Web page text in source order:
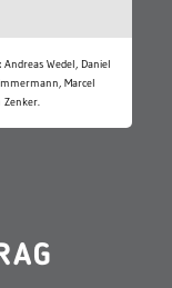
Andreas Wedel, Daniel
Marcel
Zenker.